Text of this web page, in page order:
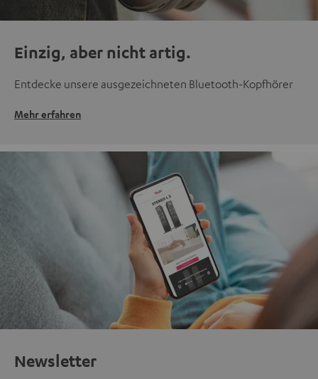
Einzig, aber nicht artig.
Entdecke unsere ausgezeichneten Bluetooth-Kopfhörer
Mehr erfahren
Newsletter